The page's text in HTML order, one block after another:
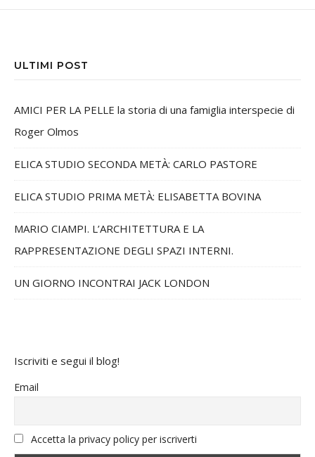
ULTIMI POST
AMICI PER LA PELLE la storia di una famiglia interspecie di
Roger Olmos
ELICA STUDIO SECONDA METÀ: CARLO PASTORE
ELICA STUDIO PRIMA METÀ: ELISABETTA BOVINA
MARIO CIAMPI. L’ARCHITETTURA E LA
RAPPRESENTAZIONE DEGLI SPAZI INTERNI.
UN GIORNO INCONTRAI JACK LONDON
Iscriviti e segui il blog!
Email
Accetta la privacy policy per iscriverti